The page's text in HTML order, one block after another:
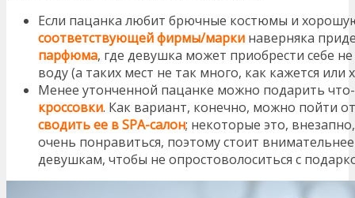
Если пацанка любит брючные костюмы и
соответствующей фирмы/марки наверняка
парфюма, где девушка может приобрести себе
воду (а таких мест не так много, как кажется или
Менее утонченной пацанке можно подарить
кроссовки. Как вариант, конечно, можно пойти
сводить ее вSPA-салон; некоторые это,
очень понравиться, поэтому стоит
девушкам, чтобы не опростоволоситься с